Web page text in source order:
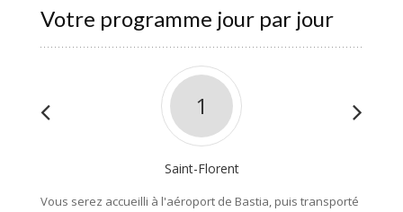
Votre programme jour par jour
1
Saint-Florent
Vous serez accueilli à l'aéroport de Bastia, puis transporté